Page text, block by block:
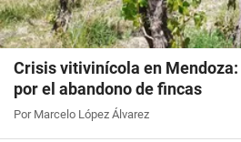
Crisis vitivinícola en
por el abandono de fincas
Por Marcelo López Álvarez